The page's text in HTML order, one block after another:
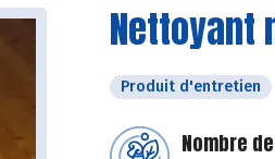
Nettoyant
Produit d'entretien
Nombre